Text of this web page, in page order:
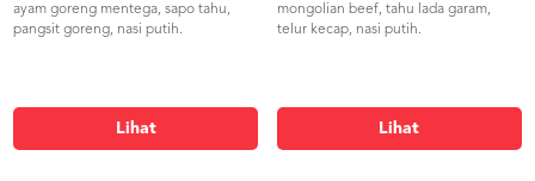
ayam goreng mentega, sapo tahu,
pangsit goreng, nasi putih.
Lihat
mongolian beef, tahu lada garam,
telur kecap, nasi putih.
Lihat